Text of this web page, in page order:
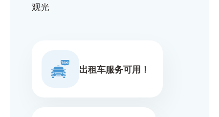
观光
出租车服务可用！